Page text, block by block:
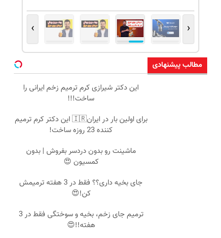
‹
›
مطالب پیشنهادی
این دکتر شیرازی کرم ترمیم زخم ایرانی را
ساخت!!!
برای اولین بار در ایران🇮🇷 این دکتر کرم ترمیم
کننده 23 روزه ساخت!
ماشینت رو بدون دردسر بفروش | بدون
کمسیون 😍
جای بخیه داری؟؟ فقط در 3 هفته ترمیمش
کن!😍
ترمیم جای زخم، بخیه و سوختگی فقط در 3
هفته!!😍